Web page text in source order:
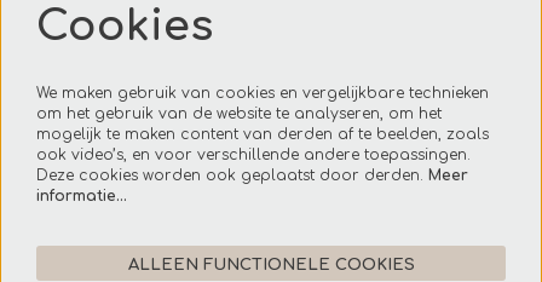
bezoekersvoorwaarden
Volg ons op social media
Onze nieuwsbrief
Cookies
We maken gebruik van cookies en vergelijkbare technieken
om het gebruik van de website te analyseren, om het
mogelijk te maken content van derden af te beelden, zoals
ook video’s, en voor verschillende andere toepassingen.
Deze cookies worden ook geplaatst door derden. Meer
informatie…
ALLEEN FUNCTIONELE COOKIES